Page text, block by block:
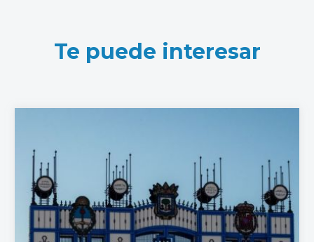
Grandes
arte y
Lovers
Santander
Te puede interesar